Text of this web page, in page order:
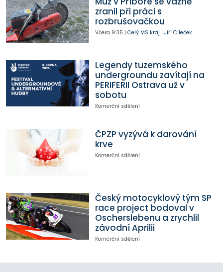
zranil při práci s
rozbrušovačkou
Včera 9:35 | Celý MS kraj | Jiří Cileček
Legendy tuzemského
undergroundu zavítají na
PERIFERII Ostrava už v
sobotu
Komerční sdělení
ČPZP vyzývá k darování
krve
Komerční sdělení
Český motocyklový tým SP
race project bodoval v
Oscherslebenu a zrychlil
závodní Aprilii
Komerční sdělení